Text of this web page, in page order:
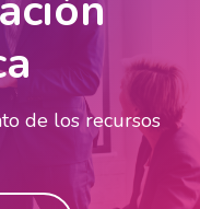
de los recursos